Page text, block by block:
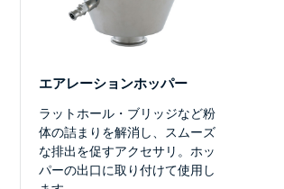
エアレーションホッパー
ラットホール・ブリッジなど粉
体の詰まりを解消し、スムーズ
な排出を促すアクセサリ。ホッ
パーの出口に取り付けて使用し